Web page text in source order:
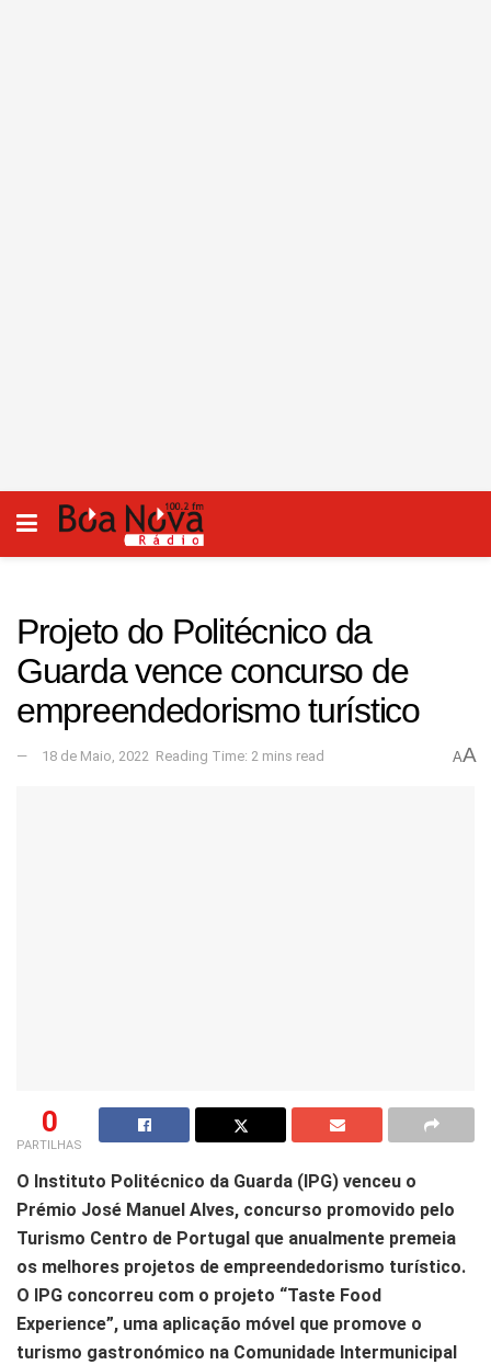
Projeto do Politécnico da
Guarda vence concurso de
empreendedorismo turístico
18 de Maio, 2022 Reading Time: 2 mins read AA
0
PARTILHAS
O Instituto Politécnico da Guarda (IPG) venceu o
Prémio José Manuel Alves, concurso promovido pelo
Turismo Centro de Portugal que anualmente premeia
os melhores projetos de empreendedorismo turístico.
O IPG concorreu com o projeto “Taste Food
Experience”, uma aplicação móvel que promove o
turismo gastronómico na Comunidade Intermunicipal